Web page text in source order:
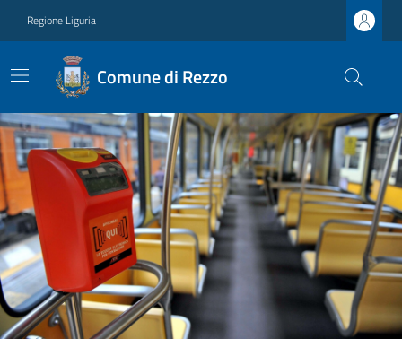
Regione Liguria
Comune di Rezzo